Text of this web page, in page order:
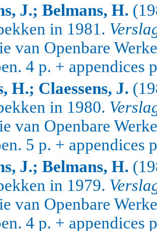
J.; Belmans, H.
in 1981.
van Openbare
4 p. + appendices
H.; Claessens, J.
in 1980.
van Openbare
5 p. + appendices
J.; Belmans, H.
in 1979.
van Openbare
4 p. + appendices